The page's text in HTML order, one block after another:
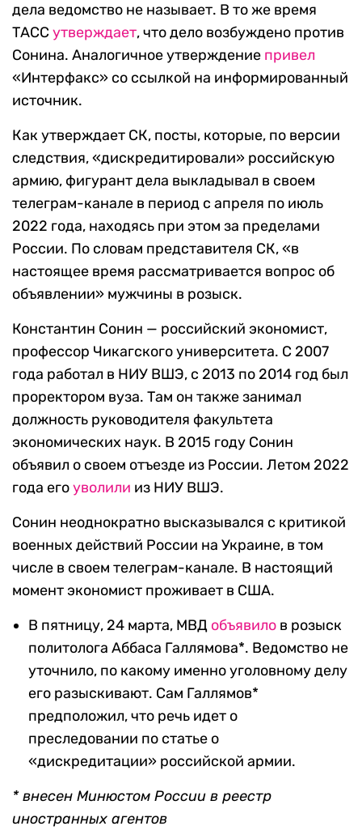
дела ведомство не называет. В то же время
ТАСС утверждает, что дело возбуждено против
Сонина. Аналогичное утверждение привел
«Интерфакс» со ссылкой на информированный
источник.
Как утверждает СК, посты, которые, по версии
следствия, «дискредитировали» российскую
армию, фигурант дела выкладывал в своем
телеграм-канале в период с апреля по июль
2022 года, находясь при этом за пределами
России. По словам представителя СК, «в
настоящее время рассматривается вопрос об
объявлении» мужчины в розыск.
Константин Сонин — российский экономист,
профессор Чикагского университета. С 2007
года работал в НИУ ВШЭ, с 2013 по 2014 год был
проректором вуза. Там он также занимал
должность руководителя факультета
экономических наук. В 2015 году Сонин
объявил о своем отъезде из России. Летом 2022
года егоуволили из НИУ ВШЭ.
Сонин неоднократно высказывался с критикой
военных действий России на Украине, в том
числе в своем телеграм-канале. В настоящий
момент экономист проживает в США.
В пятницу, 24 марта, МВД объявило в розыск
политолога Аббаса Галлямова*. Ведомство не
уточнило, по какому именно уголовному делу
его разыскивают. Сам Галлямов*
предположил, что речь идет о
преследовании по статье о
«дискредитации» российской армии.
* внесен Минюстом России в реестр
иностранных агентов